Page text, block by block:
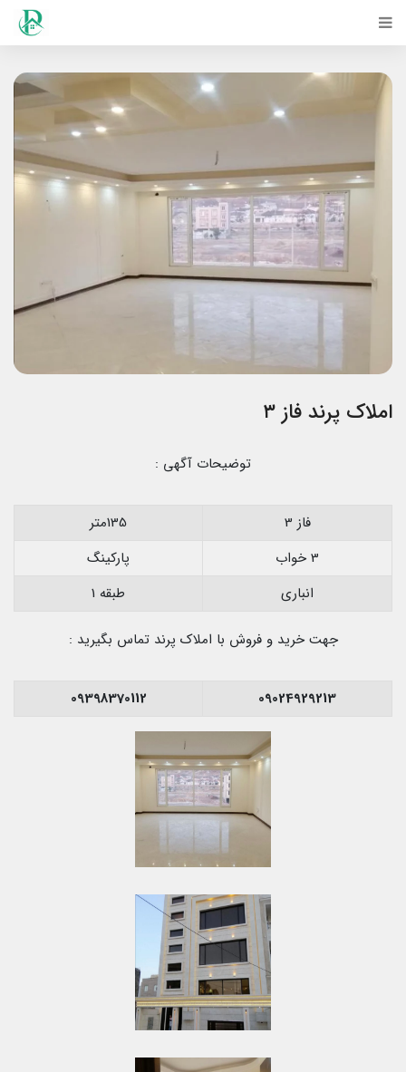
املاک پرند فاز ۳
توضیحات آگهی :
فاز 3
135متر
3 خواب
پارکینگ
انباری
طبقه 1
جهت خرید و فروش با املاک پرند تماس بگیرید :
09024929213
09398370112